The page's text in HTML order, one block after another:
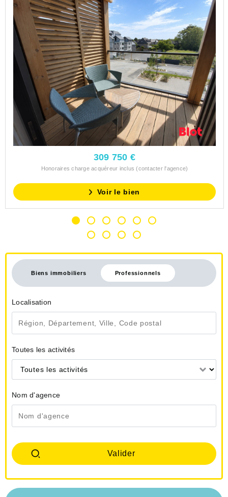
309 750 €
Honoraires charge acquéreur inclus (contacter l'agence)
Voir le bien
Biens immobiliers Professionnels
Localisation
Toutes les activités
Toutes les activités
Nom d'agence